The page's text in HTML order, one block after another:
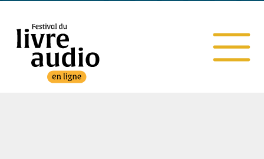
MENTIONS LÉGALES
WEBDESIGN MICHEL RAVEY